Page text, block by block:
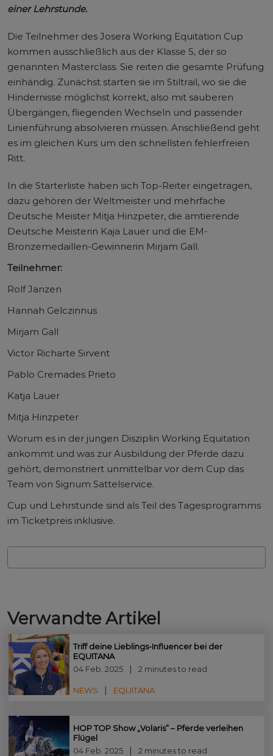
einer Lehrstunde.
Die Teilnehmer des Josera Working Equitation Cup
kommen ausschließlich aus der Klasse S, der so
genannten Masterclass. Sie reiten die gesamte Prüfung
einhändig. Zunächst starten sie im Stiltrail, wo sie die
Hindernisse möglichst korrekt, also mit sauberen
Übergängen, fliegenden Wechseln und passender
Linienführung absolvieren müssen. Anschließend geht
es im gleichen Kurs um den schnellsten fehlerfreien
Ritt.
In die Starterliste haben sich Top-Reiter eingetragen,
dazu gehören der Weltmeister und mehrfache
Deutsche Meister Mitja Hinzpeter, die amtierende
Deutsche Meisterin Kaja Lauer und die EM-
Bronzemedaillen-Gewinnerin Mirjam Gall.
Teilnehmer:
Rolf Janzen
Hannah Gelczinnus
Mirjam Gall
Victor Richarte Sirvent
Pablo Cremades Prieto
Katja Lauer
Mitja Hinzpeter
Worum es in der jungen Disziplin Working Equitation
ankommt und was zur Ausbildung der Pferde dazu
gehört, demonstriert unmittelbar vor dem Cup das
Team von Signum Sattelservice.
Cup und Lehrstunde sind als Teil des Tagesprogramms
im Ticketpreis inklusive.
Verwandte Artikel
Triff deine Lieblings-Influencer bei der
EQUITANA
04 Feb. 2025
2 minutes to read
NEWS EQUITANA
HOP TOP Show „Volaris” – Pferde verleihen
Flügel
04 Feb. 2025
2 minutes to read